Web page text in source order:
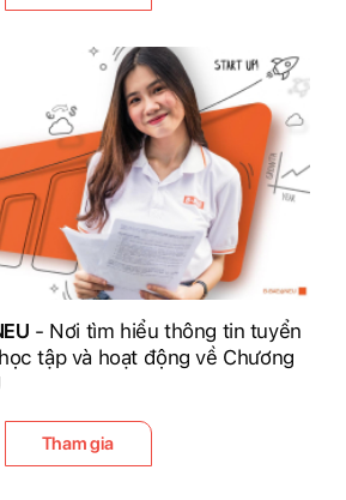
- Nơi tìm hiểu thông tin tuyển
tập và hoạt động về Chương
Tham gia